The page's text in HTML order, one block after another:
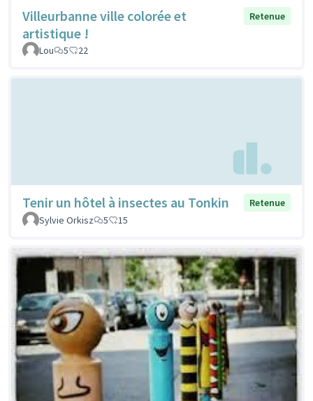
Villeurbanne ville colorée et
artistique !
Retenue
Lou 5 22
Tenir un hôtel à insectes au Tonkin
Retenue
Sylvie Orkisz
5 15